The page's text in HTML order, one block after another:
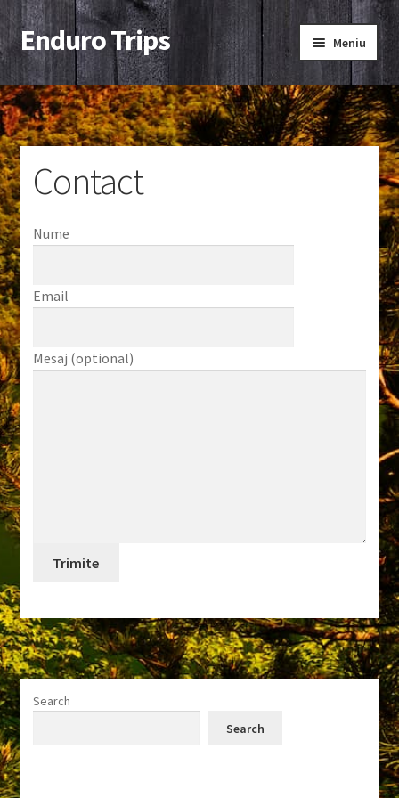
Sari
la
navigare
Sari
la
conținut
Enduro Trips Meniu
Prima pagină
Contact
Contact
Nume
Email
Mesaj (optional)
Search
Search